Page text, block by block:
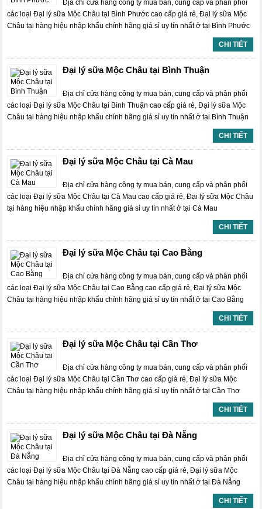
Địa chỉ cửa hàng công ty mua bán, cung cấp và phân phối
các loại Đại lý sữa Mộc Châu tại Bình Phước cao cấp giá rẻ, Đại lý sữa Mộc
Châu tại hàng hiệu nhập khẩu chính hãng giá sỉ uy tín nhất ở tại Bình Phước
CHI TIẾT
Đại lý sữa Mộc Châu tại Bình Thuận
Địa chỉ cửa hàng công ty mua bán, cung cấp và phân phối
các loại Đại lý sữa Mộc Châu tại Bình Thuận cao cấp giá rẻ, Đại lý sữa Mộc
Châu tại hàng hiệu nhập khẩu chính hãng giá sỉ uy tín nhất ở tại Bình Thuận
CHI TIẾT
Đại lý sữa Mộc Châu tại Cà Mau
Địa chỉ cửa hàng công ty mua bán, cung cấp và phân phối
các loại Đại lý sữa Mộc Châu tại Cà Mau cao cấp giá rẻ, Đại lý sữa Mộc Châu
tại hàng hiệu nhập khẩu chính hãng giá sỉ uy tín nhất ở tại Cà Mau
CHI TIẾT
Đại lý sữa Mộc Châu tại Cao Bằng
Địa chỉ cửa hàng công ty mua bán, cung cấp và phân phối
các loại Đại lý sữa Mộc Châu tại Cao Bằng cao cấp giá rẻ, Đại lý sữa Mộc
Châu tại hàng hiệu nhập khẩu chính hãng giá sỉ uy tín nhất ở tại Cao Bằng
CHI TIẾT
Đại lý sữa Mộc Châu tại Cần Thơ
Địa chỉ cửa hàng công ty mua bán, cung cấp và phân phối
các loại Đại lý sữa Mộc Châu tại Cần Thơ cao cấp giá rẻ, Đại lý sữa Mộc
Châu tại hàng hiệu nhập khẩu chính hãng giá sỉ uy tín nhất ở tại Cần Thơ
CHI TIẾT
Đại lý sữa Mộc Châu tại Đà Nẵng
Địa chỉ cửa hàng công ty mua bán, cung cấp và phân phối
các loại Đại lý sữa Mộc Châu tại Đà Nẵng cao cấp giá rẻ, Đại lý sữa Mộc
Châu tại hàng hiệu nhập khẩu chính hãng giá sỉ uy tín nhất ở tại Đà Nẵng
CHI TIẾT